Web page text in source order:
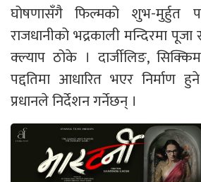
घोषणासँगै फिल्मको शुभ-मुर्हुत
राजधानीको भद्रकाली मन्दिरमा
क्ल्याप ठोके । दार्जीलिङ,
पद्दतिमा आधारित भएर निर्माण
प्रधानले निर्देशन गर्नेछन् ।